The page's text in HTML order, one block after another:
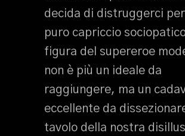
decida di distruggerci
puro capriccio
figura del supereroe
non è più un ideale da
raggiungere, ma un
eccellente da
tavolo della nostra